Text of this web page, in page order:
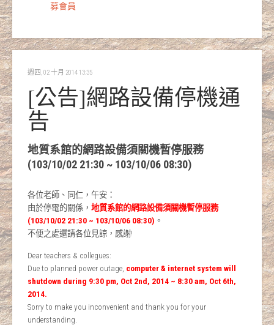
募會員
週四, 02 十月 2014 13:35
[公告]網路設備停機通
告
地質系館的網路設備須關機暫停服務
(103/10/02 21:30 ~ 103/10/06 08:30)
各位老師、同仁，午安：
由於停電的關係， 地質系館的網路設備須關機暫停服務
(103/10/02 21:30 ~ 103/10/06 08:30) 。
不便之處還請各位見諒，感謝!
Dear teachers & collegues:
Due to planned power outage, computer & internet system will
shutdown during 9:30 pm, Oct 2nd, 2014 ~ 8:30 am, Oct 6th,
2014.
Sorry to make you inconvenient and thank you for your
understanding.